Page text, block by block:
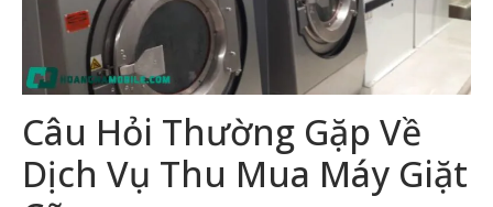
Câu Hỏi Thường Gặp Về
Dịch Vụ Thu Mua Máy Giặt